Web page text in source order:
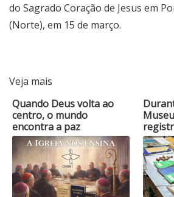
do Sagrado Coração de Jesus em
(Norte), em 15 de março.
Veja mais
Quando Deus volta ao
centro, o mundo
encontra a paz